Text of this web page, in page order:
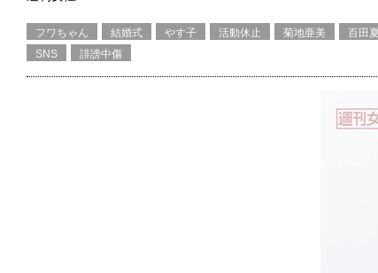
フワちゃん 結婚式 やす子 活動休止 菊地亜美 百田
SNS
誹謗中傷